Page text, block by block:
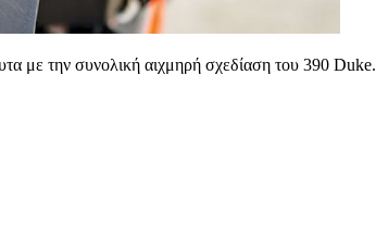
με την συνολική αιχμηρή σχεδίαση του 390 Duke.